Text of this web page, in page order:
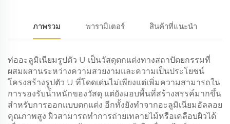
ภาพรวม พารามิเตอร์ สินค้าที่แนะนำ
ท่ออะลูมิเนียมรูปตัว U เป็นวัสดุตกแต่งทางสถาปัตยกรรมที่
ผสมผสานระหว่างความสวยงามและความเป็นประโยชน์
โครงสร้างรูปตัว U ที่โดดเด่นไม่เพียงแต่เพิ่มความสามารถใน
การรองรับน้ำหนักของวัสดุ แต่ยังมอบพื้นที่สร้างสรรค์มากขึ้น
สำหรับการออกแบบตกแต่ง อีกทั้งยังทำจากอะลูมิเนียมอัลลอย
คุณภาพสูง ผิวสามารถทำการถ่ายเทลายไม้หรือเคลือบผิวได้